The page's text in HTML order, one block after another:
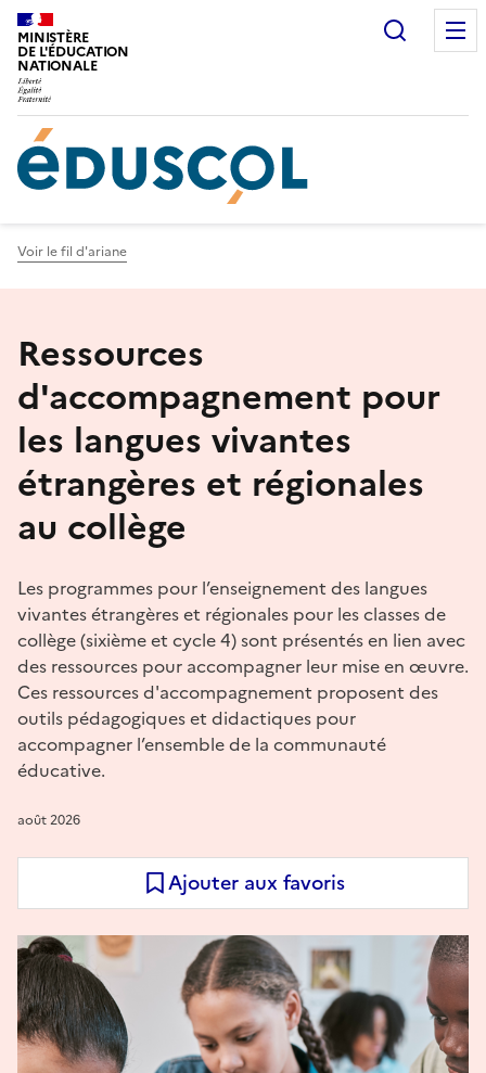
Gestion de vos préférences sur les cookies
MINISTÈRE
DE L'ÉDUCATION
NATIONALE
Voir le fil d'ariane
Ressources
d'accompagnement pour
les langues vivantes
étrangères et régionales
au collège
Les programmes pour l’enseignement des langues
vivantes étrangères et régionales pour les classes de
collège (sixième et cycle 4) sont présentés en lien avec
des ressources pour accompagner leur mise en œuvre.
Ces ressources d'accompagnement proposent des
outils pédagogiques et didactiques pour
accompagner l’ensemble de la communauté
éducative.
août 2026
Ajouter aux favoris